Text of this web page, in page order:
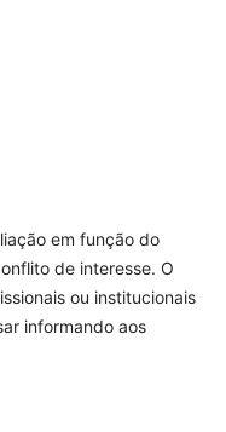
em função do
de interesse. O
ou institucionais
informando aos